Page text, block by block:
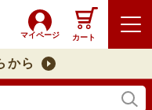
マイページ カート
から